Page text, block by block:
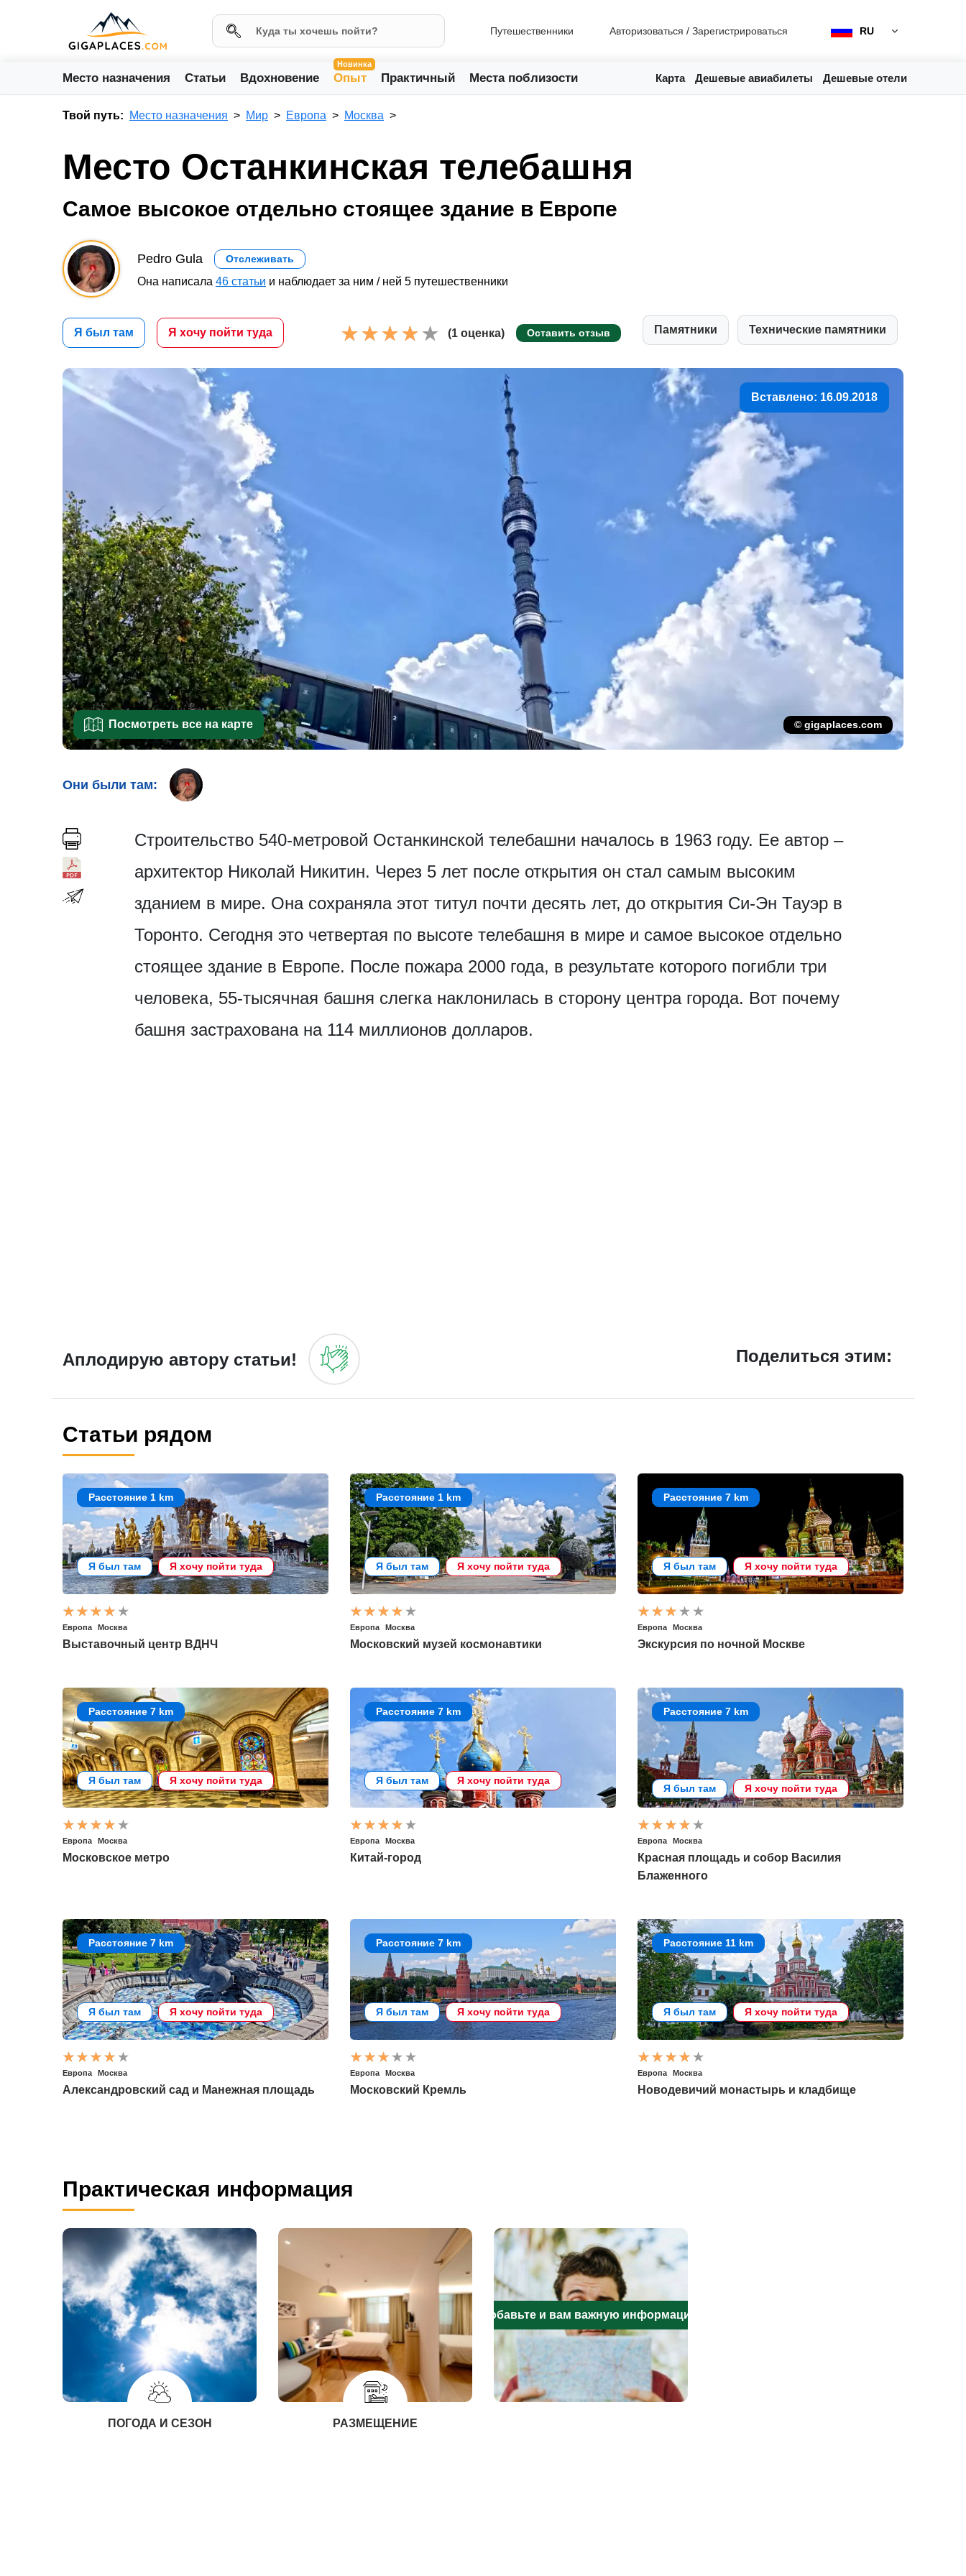
Путешественники Авторизоваться / Зарегистрироваться RU
Место назначения Статьи Вдохновение
Новинка
Опыт Практичный Места поблизости Карта Дешевые авиабилеты Дешевые отели
Твой путь: Место назначения Мир Европа Москва
Место Останкинская телебашня
Самое высокое отдельно стоящее здание в Европе
Pedro Gula Отслеживать
Она написала 46 статьи и наблюдает за ним / ней 5 путешественники
Я был там Я хочу пойти туда (1 оценка) Оставить отзыв Памятники Технические памятники
Вставлено: 16.09.2018
Посмотреть все на карте © gigaplaces.com
Они были там:
Строительство 540-метровой Останкинской телебашни началось в 1963 году. Ее автор –
архитектор Николай Никитин. Через 5 лет после открытия он стал самым высоким
зданием в мире. Она сохраняла этот титул почти десять лет, до открытия Си-Эн Тауэр в
Торонто. Сегодня это четвертая по высоте телебашня в мире и самое высокое отдельно
стоящее здание в Европе. После пожара 2000 года, в результате которого погибли три
человека, 55-тысячная башня слегка наклонилась в сторону центра города. Вот почему
башня застрахована на 114 миллионов долларов.
Аплодирую автору статьи! Поделиться этим:
Статьи рядом
Расстояние 1 km
Я был там Я хочу пойти туда
Европа Москва
Выставочный центр ВДНЧ
Расстояние 1 km
Я был там Я хочу пойти туда
Европа Москва
Московский музей космонавтики
Расстояние 7 km
Я был там Я хочу пойти туда
Европа Москва
Экскурсия по ночной Москве
Расстояние 7 km
Я был там Я хочу пойти туда
Европа Москва
Московское метро
Расстояние 7 km
Я был там Я хочу пойти туда
Европа Москва
Китай-город
Расстояние 7 km
Я был там Я хочу пойти туда
Европа Москва
Красная площадь и собор Василия
Блаженного
Расстояние 7 km
Я был там Я хочу пойти туда
Европа Москва
Александровский сад и Манежная площадь
Расстояние 7 km
Я был там Я хочу пойти туда
Европа Москва
Московский Кремль
Расстояние 11 km
Я был там Я хочу пойти туда
Европа Москва
Новодевичий монастырь и кладбище
Практическая информация
ПОГОДА И СЕЗОН РАЗМЕЩЕНИЕ
Добавьте и вам важную информацию